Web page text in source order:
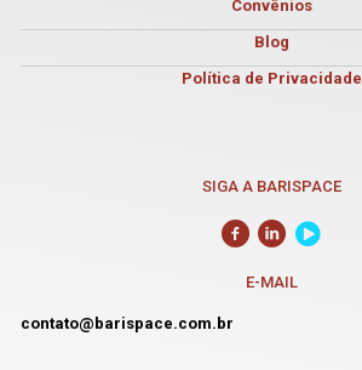
Convênios
Blog
Política de Privacidade
SIGA A BARISPACE
E-MAIL
contato@barispace.com.br